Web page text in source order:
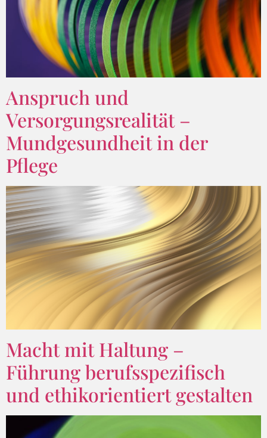
Anspruch und
Versorgungsrealität –
Mundgesundheit in der
Pflege
Macht mit Haltung –
Führung berufsspezifisch
und ethikorientiert gestalten